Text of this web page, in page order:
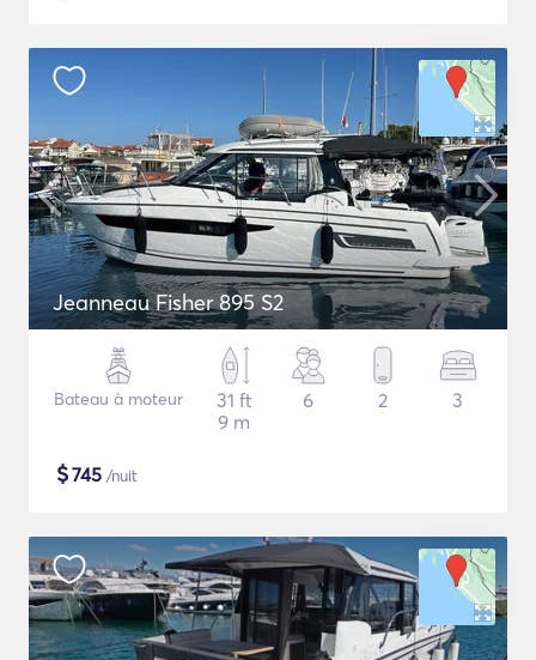
Jeanneau Fisher 895 S2
Bateau à moteur
31 ft
9 m
6 2 3
$745 /nuit